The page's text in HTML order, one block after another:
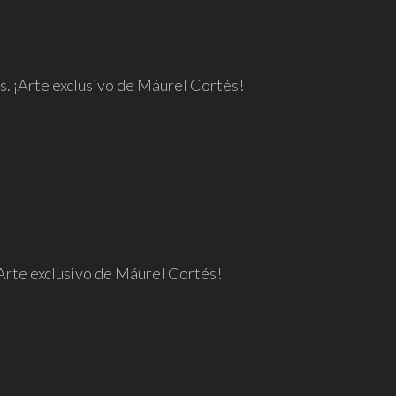
¡Arte exclusivo de Máurel Cortés!
exclusivo de Máurel Cortés!